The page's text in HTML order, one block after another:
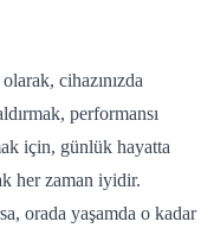
cihazınızda
performansı
için, günlük hayatta
her zaman iyidir.
orada yaşamda o kadar